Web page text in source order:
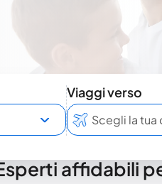
Viaggi verso
affidabili